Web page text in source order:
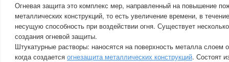
Огневая защита это комплекс мер, направленный на повышение
металлических конструкций, то есть увеличение времени, в
несущую способность при воздействии огня. Существует
создания огневой защиты.
Штукатурные растворы: наносятся на поверхность металла слоем
когда создается огнезащита металлических конструкций. Состоят